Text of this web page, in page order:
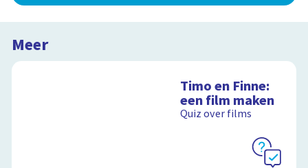
Meer
Timo en Finne:
een film maken
Quiz over films